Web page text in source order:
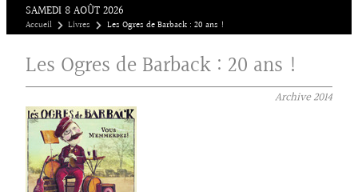
SAMEDI 8 AOÛT 2026
Accueil Livres Les Ogres de Barback : 20 ans !
Les Ogres de Barback : 20 ans !
Archive2014